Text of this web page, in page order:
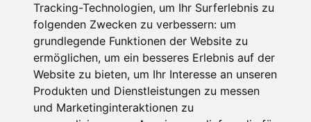
Tracking-Technologien, um Ihr Surferlebnis zu
folgenden Zwecken zu verbessern: um
grundlegende Funktionen der Website zu
ermöglichen, um ein besseres Erlebnis auf der
Website zu bieten, um Ihr Interesse an unseren
Produkten und Dienstleistungen zu messen
und Marketinginteraktionen zu